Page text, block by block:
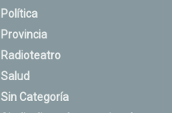
Política
Provincia
Radioteatro
Salud
Sin Categoría